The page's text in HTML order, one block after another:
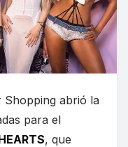
Shopping abrió la
para el
, que